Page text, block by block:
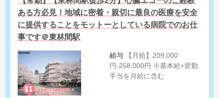
ある方必見！地域に密着・親切に最良の医療を安全
に提供することをモットーとしている病院でのお仕
事です＠東林間駅
給与
円-258,000円 ※基本給+皆勤
手当を月給に含む